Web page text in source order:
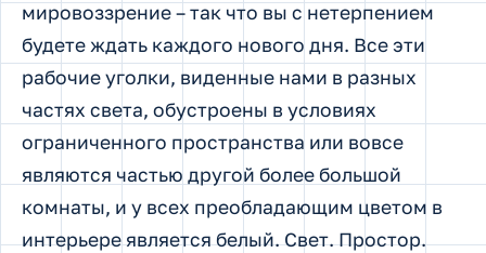
мировоззрение – так что вы с нетерпением
будете ждать каждого нового дня. Все эти
рабочие уголки, виденные нами в разных
частях света, обустроены в условиях
ограниченного пространства или вовсе
являются частью другой более большой
комнаты, и у всех преобладающим цветом в
интерьере является белый. Свет. Простор.